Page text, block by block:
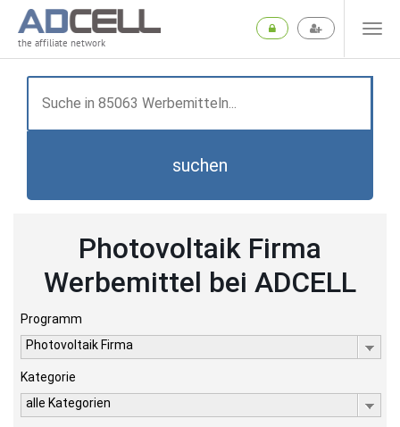
the affiliate network
suchen
Photovoltaik Firma
Werbemittel bei ADCELL
Programm
Photovoltaik Firma
Kategorie
alle Kategorien